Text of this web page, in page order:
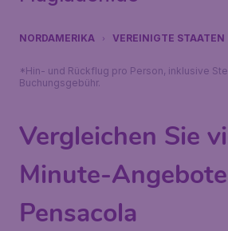
NORDAMERIKA VEREINIGTE STAATEN
*Hin- und Rückflug pro Person, inklusive
Buchungsgebühr.
Vergleichen Sie
Minute-
Pensacola